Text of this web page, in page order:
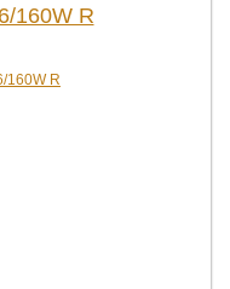
160W R